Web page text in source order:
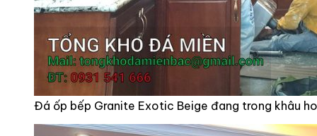
Đá ốp bếp Granite Exotic Beige đang trong khâu